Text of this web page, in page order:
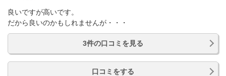
良いですが高いです。
だから良いのかもしれませんが・・・
3件の口コミを見る
口コミをする